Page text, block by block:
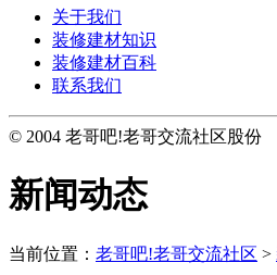
关于我们
装修建材知识
装修建材百科
联系我们
© 2004 老哥吧!老哥交流社区股份
新闻动态
当前位置： 老哥吧!老哥交流社区 >